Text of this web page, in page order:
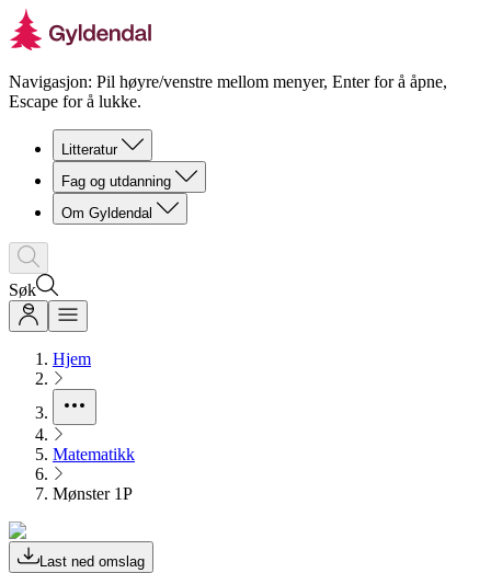
Navigasjon: Pil høyre/venstre mellom menyer, Enter for å åpne,
Escape for å lukke.
Litteratur
Fag og utdanning
Om Gyldendal
Søk
Hjem
Matematikk
Mønster 1P
Last ned omslag